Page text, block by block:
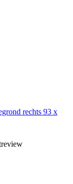
rechts 93 x